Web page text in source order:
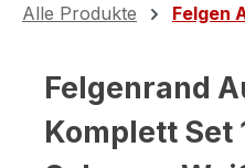
Alle Produkte Felgen
Felgenrand
Komplett Set